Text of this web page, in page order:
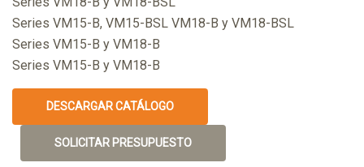
Series VM15-B, VM15-BSL VM18-B y VM18-BSL
Series VM15-B y VM18-B
Series VM15-B y VM18-B
DESCARGAR CATÁLOGO
SOLICITAR PRESUPUESTO